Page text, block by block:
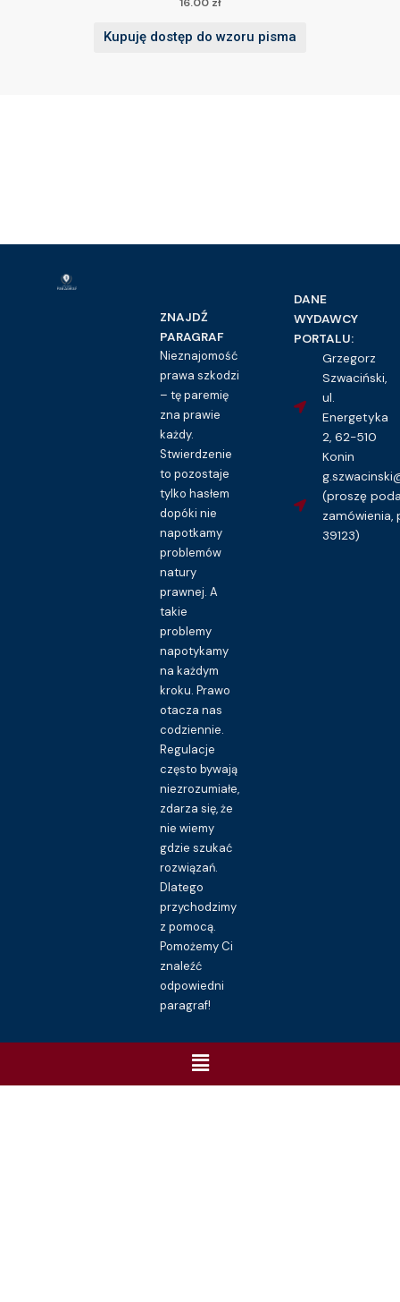
16.00 zł
Kupuję dostęp do wzoru pisma
ZNAJDŹ
PARAGRAF
Nieznajomość
prawa szkodzi
– tę paremię
zna prawie
każdy.
Stwierdzenie
to pozostaje
tylko hasłem
dopóki nie
napotkamy
problemów
natury
prawnej. A
takie
problemy
napotykamy
na każdym
kroku. Prawo
otacza nas
codziennie.
Regulacje
często bywają
niezrozumiałe,
zdarza się, że
nie wiemy
gdzie szukać
rozwiązań.
Dlatego
przychodzimy
z pomocą.
Pomożemy Ci
znaleźć
odpowiedni
paragraf!
DANE
WYDAWCY
PORTALU:
Grzegorz
Szwaciński,
ul.
Energetyka
2, 62-510
Konin
(proszę
zamówienia,
39123)
Menu